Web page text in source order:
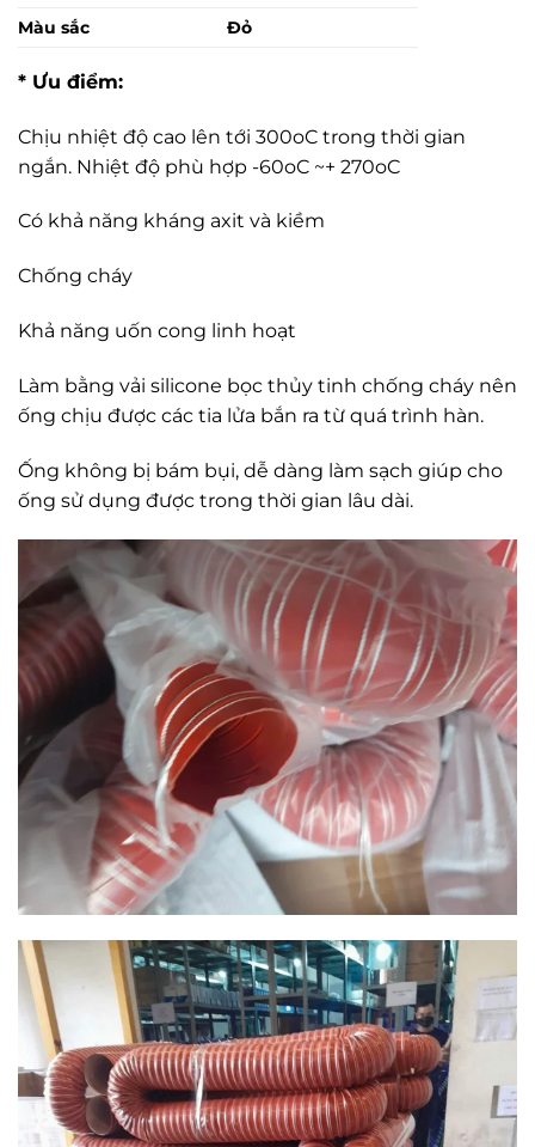
Màu sắc
Đỏ
* Ưu điểm:
Chịu nhiệt độ cao lên tới 300oC trong thời gian
ngắn. Nhiệt độ phù hợp -60oC ~+ 270oC
Có khả năng kháng axit và kiềm
Chống cháy
Khả năng uốn cong linh hoạt
Làm bằng vải silicone bọc thủy tinh chống cháy nên
ống chịu được các tia lửa bắn ra từ quá trình hàn.
Ống không bị bám bụi, dễ dàng làm sạch giúp cho
ống sử dụng được trong thời gian lâu dài.